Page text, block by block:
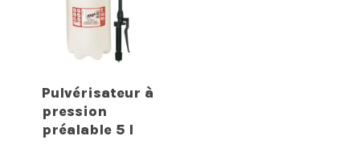
Pulvérisateur à
pression
préalable 5 l